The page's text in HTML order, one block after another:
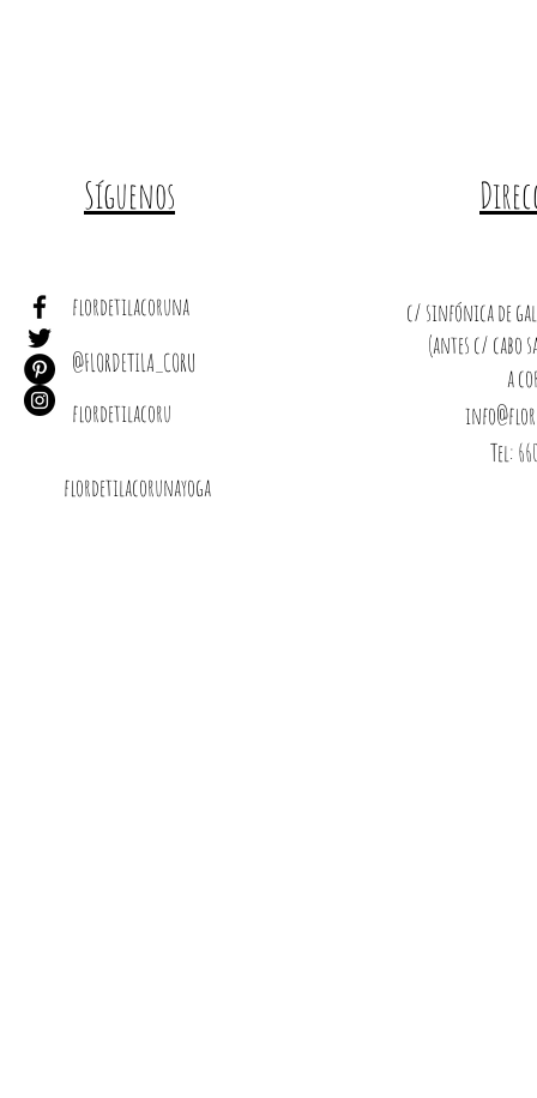
Síguenos
c/ sinfónica de
(antes c/ cabo
a
Tel:
flordetilacoruna
@FLORDETILA_CORU
flordetilacoru
flordetilacorunayoga